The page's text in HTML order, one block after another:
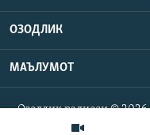
ОЗОДЛИК
МАЪЛУМОТ
Озодлик радиоси © 2026
ҳимояланган.